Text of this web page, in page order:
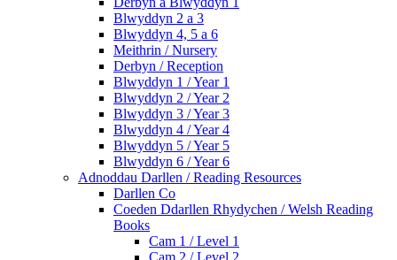
Blwyddyn 2 a 3
Blwyddyn 4, 5 a 6
Meithrin / Nursery
Derbyn / Reception
Blwyddyn 1 / Year 1
Blwyddyn 2 / Year 2
Blwyddyn 3 / Year 3
Blwyddyn 4 / Year 4
Blwyddyn 5 / Year 5
Blwyddyn 6 / Year 6
Adnoddau Darllen / Reading Resources
Darllen Co
Coeden Ddarllen Rhydychen / Welsh Reading
Books
Cam 1 / Level 1
Cam 2 / Level 2